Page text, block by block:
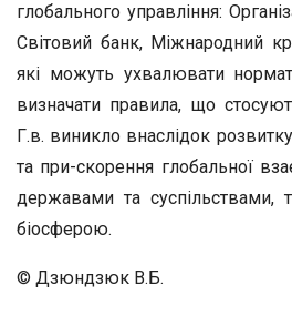
глобального управління:
Світовий банк, Міжнародний
які можуть ухвалювати
визначати правила, що
Г.в. виникло внаслідок розвитку
та при-скорення глобальної
державами та
біосферою.
© Дзюндзюк В.Б.